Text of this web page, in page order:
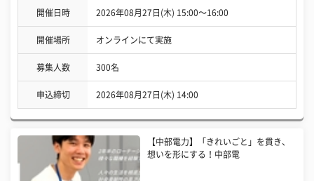
開催日時 2026年08月27日(木) 15:00〜16:00
開催場所 オンラインにて実施
募集人数 300名
申込締切 2026年08月27日(木) 14:00
【中部電力】「きれいごと」を貫き、
想いを形にする！中部電